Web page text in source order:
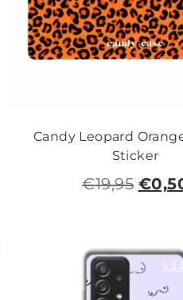
Candy Leopard
Sticker
€19,95 €